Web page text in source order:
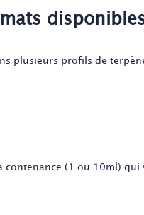
plusieurs profils de
contenance (1 ou 10ml)